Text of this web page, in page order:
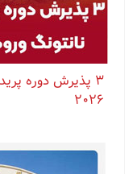
۳ پذیرش دوره
۲۰۲۶